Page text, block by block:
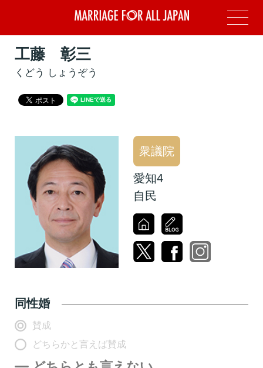
工藤 彰三
くどう しょうぞう
衆議院
愛知4
自民
同性婚
賛成
どちらかと言えば賛成